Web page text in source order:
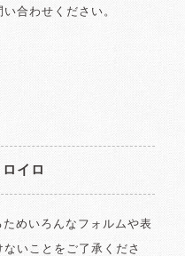
合わせください。
イロ
めいろんなフォルムや表
いことをご了承くださ